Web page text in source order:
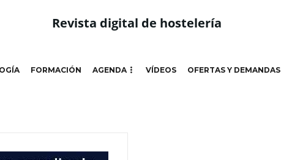
Revista digital de hostelería
FORMACIÓN AGENDA VÍDEOS OFERTAS Y DEMANDAS